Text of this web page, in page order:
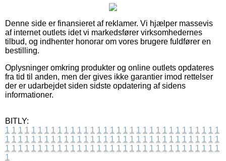
Denne side er finansieret af reklamer. Vi hjælper massevis
af internet outlets idet vi markedsfører virksomhedernes
tilbud, og indhenter honorar om vores brugere fuldfører en
bestilling.
Oplysninger omkring produkter og online outlets opdateres
fra tid til anden, men der gives ikke garantier imod rettelser
der er udarbejdet siden sidste opdatering af sidens
informationer.
BITLY:
1 1 1 1 1 1 1 1 1 1 1 1 1 1 1 1 1 1 1 1 1 1 1 1 1 1 1 1 1 1 1 1 1
1 1 1 1 1 1 1 1 1 1 1 1 1 1 1 1 1 1 1 1 1 1 1 1 1 1 1 1 1 1 1 1 1
1 1 1 1 1 1 1 1 1 1 1 1 1 1 1 1 1 1 1 1 1 1 1 1 1 1 1 1 1 1 1 1 1
1